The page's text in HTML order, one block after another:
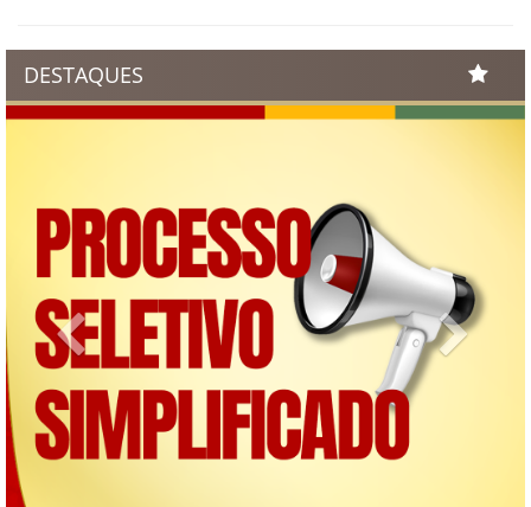
DESTAQUES
Previous Next